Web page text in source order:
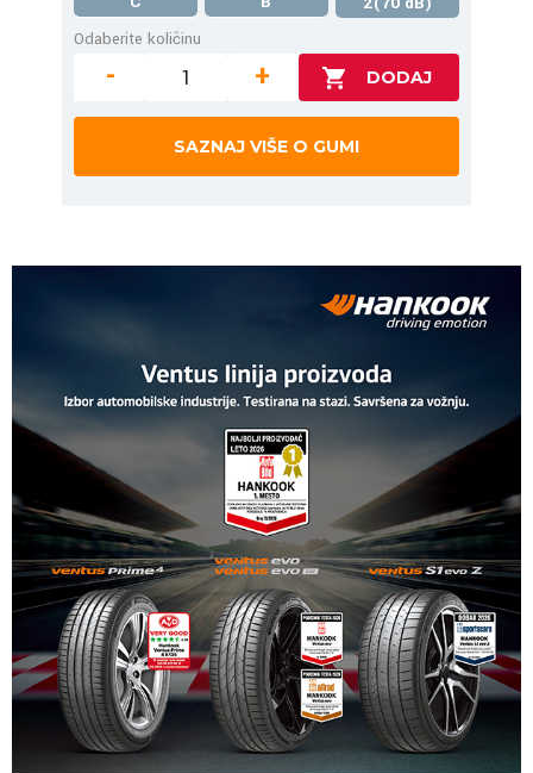
Odaberite količinu
- +
SAZNAJ VIŠE O GUMI